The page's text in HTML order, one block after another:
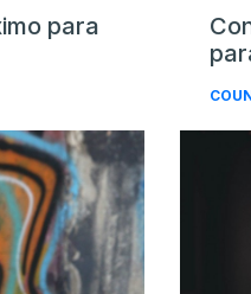
para